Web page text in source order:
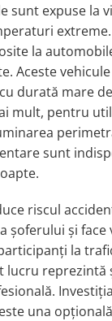
camioane
auto
sunt expuse la
extreme.
la
Aceste
durată mare
mult, pentru
sunt
riscul
șoferului și face
la
lucru reprezintă
una